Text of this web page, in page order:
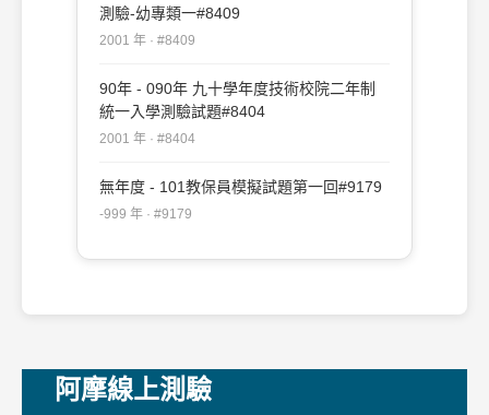
測驗-幼專類一#8409
2001 年 · #8409
90年 - 090年 九十學年度技術校院二年制
統一入學測驗試題#8404
2001 年 · #8404
無年度 - 101教保員模擬試題第一回#9179
-999 年 · #9179
阿摩線上測驗